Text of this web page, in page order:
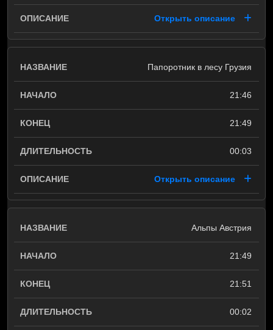
Открыть описание
Папоротник в лесу Грузия
21:46
21:49
00:03
Открыть описание
Альпы Австрия
21:49
21:51
00:02